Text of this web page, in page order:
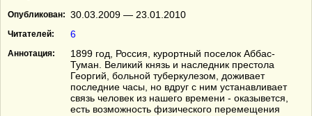
Опубликован: 30.03.2009 — 23.01.2010
Читателей: 6
Аннотация:
1899 год, Россия, курортный поселок Аббас-
Туман. Великий князь и наследник престола
Георгий, больной туберкулезом, доживает
последние часы, но вдруг с ним устанавливает
связь человек из нашего времени - оказывется,
есть возможность физического перемещения